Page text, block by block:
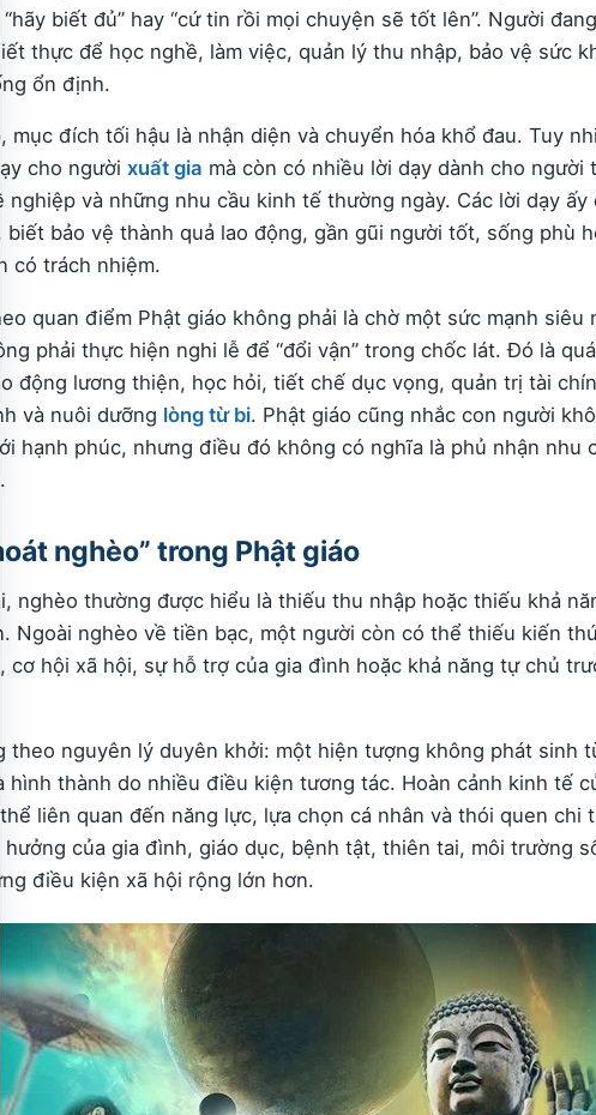
“hãy biết đủ” hay “cứ tin rồi mọi chuyện sẽ tốt lên”. Người
thực để học nghề, làm việc, quản lý thu nhập, bảo vệ sức
ổn định.
, mục đích tối hậu là nhận diện và chuyển hóa khổ đau. Tuy
cho người xuất gia mà còn có nhiều lời dạy dành cho người
và những nhu cầu kinh tế thường ngày. Các lời dạy ấy
biết bảo vệ thành quả lao động, gần gũi người tốt, sống phù
có trách nhiệm.
quan điểm Phật giáo không phải là chờ một sức mạnh siêu
phải thực hiện nghi lễ để “đổi vận” trong chốc lát. Đó là
động lương thiện, học hỏi, tiết chế dục vọng, quản trị tài
và nuôi dưỡng lòng từ bi. Phật giáo cũng nhắc con người
hạnh phúc, nhưng điều đó không có nghĩa là phủ nhận nhu
nghèo” trong Phật giáo
nghèo thường được hiểu là thiếu thu nhập hoặc thiếu khả
Ngoài nghèo về tiền bạc, một người còn có thể thiếu kiến
cơ hội xã hội, sự hỗ trợ của gia đình hoặc khả năng tự chủ
theo nguyên lý duyên khởi: một hiện tượng không phát sinh
hình thành do nhiều điều kiện tương tác. Hoàn cảnh kinh tế
thể liên quan đến năng lực, lựa chọn cá nhân và thói quen chi
của gia đình, giáo dục, bệnh tật, thiên tai, môi trường
điều kiện xã hội rộng lớn hơn.